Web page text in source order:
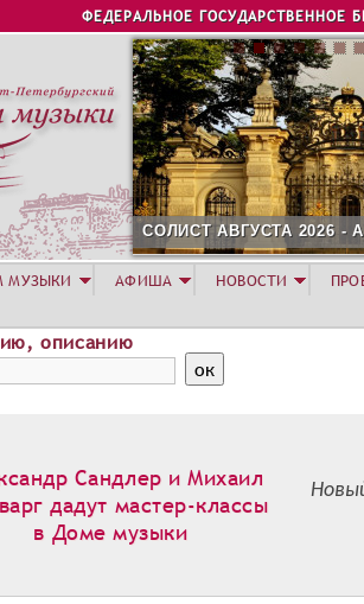
Jump to navigation
ФЕДЕРАЛЬНОЕ ГОСУДАРСТВЕННОЕ
СОЛИСТ АВГУСТА 2026 -
описанию
Сандлер и Михаил
дадут мастер-классы
в Доме музыки
МУЗЫКИ АФИША НОВОСТИ